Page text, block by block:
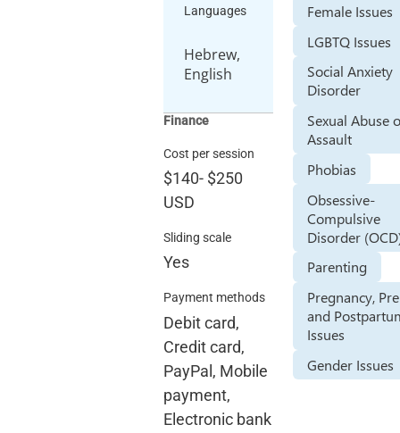
Languages
Hebrew,
English
Finance
Cost per session
$140- $250
USD
Sliding scale
Yes
Payment methods
Debit card,
Credit card,
PayPal, Mobile
payment,
Electronic bank
Female Issues
LGBTQ Issues
Social Anxiety
Disorder
Sexual Abuse
Assault
Phobias
Obsessive-
Compulsive
Disorder
Parenting
Pregnancy,
and
Issues
Gender Issues